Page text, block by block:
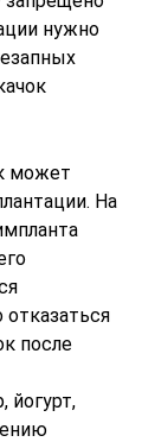
нужно
может
На
после
йогурт,